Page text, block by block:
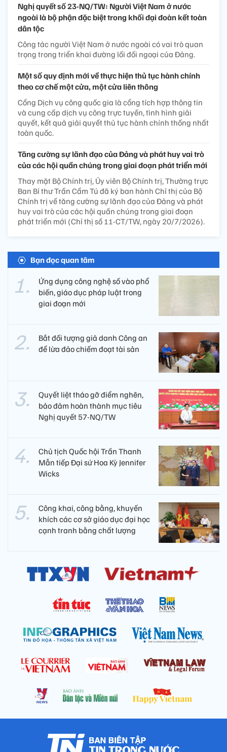
Nghị quyết số 23-NQ/TW: Người Việt Nam ở nước
ngoài là bộ phận đặc biệt trong khối đại đoàn kết toàn
dân tộc
Công tác người Việt Nam ở nước ngoài có vai trò quan
trọng trong triển khai đường lối đối ngoại của Đảng.
Một số quy định mới về thực hiện thủ tục hành chính
theo cơ chế một cửa, một cửa liên thông
Cổng Dịch vụ công quốc gia là cổng tích hợp thông tin
và cung cấp dịch vụ công trực tuyến, tình hình giải
quyết, kết quả giải quyết thủ tục hành chính thống nhất
toàn quốc.
Tăng cường sự lãnh đạo của Đảng và phát huy vai trò
của các hội quần chúng trong giai đoạn phát triển mới
Thay mặt Bộ Chính trị, Ủy viên Bộ Chính trị, Thường trực
Ban Bí thư Trần Cẩm Tú đã ký ban hành Chỉ thị của Bộ
Chính trị về tăng cường sự lãnh đạo của Đảng và phát
huy vai trò của các hội quần chúng trong giai đoạn
phát triển mới (Chỉ thị số 11-CT/TW, ngày 20/7/2026).
Bạn đọc quan tâm
Ứng dụng công nghệ số vào phổ
biến, giáo dục pháp luật trong
giai đoạn mới
Bắt đối tượng giả danh Công an
để lừa đảo chiếm đoạt tài sản
Quyết liệt tháo gỡ điểm nghẽn,
bảo đảm hoàn thành mục tiêu
Nghị quyết 57-NQ/TW
Chủ tịch Quốc hội Trần Thanh
Mẫn tiếp Đại sứ Hoa Kỳ Jennifer
Wicks
Công khai, công bằng, khuyến
khích các cơ sở giáo dục đại học
cạnh tranh bằng chất lượng​